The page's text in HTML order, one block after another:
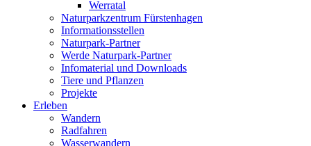
Werratal
Naturparkzentrum Fürstenhagen
Informationsstellen
Naturpark-Partner
Werde Naturpark-Partner
Infomaterial und Downloads
Tiere und Pflanzen
Projekte
Erleben
Wandern
Radfahren
Wasserwandern